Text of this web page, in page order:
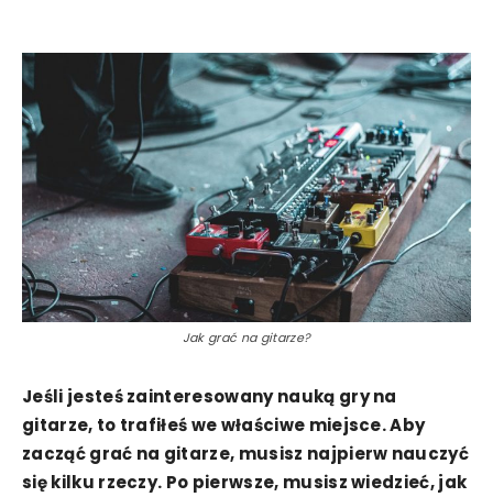
Jak grać na gitarze?
Jeśli jesteś zainteresowany nauką gry na
gitarze, to trafiłeś we właściwe miejsce. Aby
zacząć grać na gitarze, musisz najpierw nauczyć
się kilku rzeczy. Po pierwsze, musisz wiedzieć, jak